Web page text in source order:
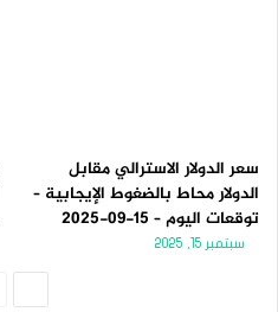
سعر الدولار الاسترالي مقابل
الدولار محاط بالضغوط الإيجابية –
توقعات اليوم – 15-09-2025
سبتمبر 15, 2025